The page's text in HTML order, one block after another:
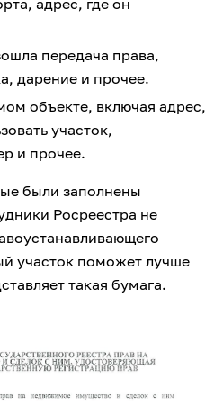
адрес, где он
передача права,
дарение и прочее.
объекте, включая адрес,
участок,
и прочее.
были заполнены
Росреестра не
участок поможет лучше
такая бумага.